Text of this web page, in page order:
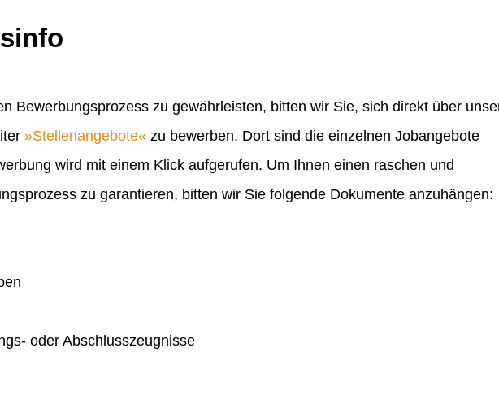
Bewerbungsprozess zu gewährleisten, bitten wir Sie, sich direkt über
Stellenangebote
zu bewerben. Dort sind die einzelnen Jobangebote
wird mit einem Klick aufgerufen. Um Ihnen einen raschen und
zu garantieren, bitten wir Sie folgende Dokumente anzuhängen:
oder Abschlusszeugnisse